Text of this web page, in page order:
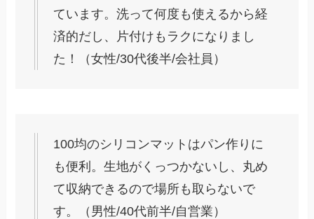
ています。洗って何度も使えるから経
済的だし、片付けもラクになりまし
た！（女性/30代後半/会社員）
100均のシリコンマットはパン作りに
も便利。生地がくっつかないし、丸め
て収納できるので場所も取らないで
す。（男性/40代前半/自営業）